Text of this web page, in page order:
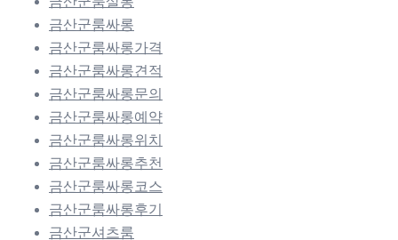
금산군룸싸롱
금산군룸싸롱가격
금산군룸싸롱견적
금산군룸싸롱문의
금산군룸싸롱예약
금산군룸싸롱위치
금산군룸싸롱추천
금산군룸싸롱코스
금산군룸싸롱후기
금산군셔츠룸